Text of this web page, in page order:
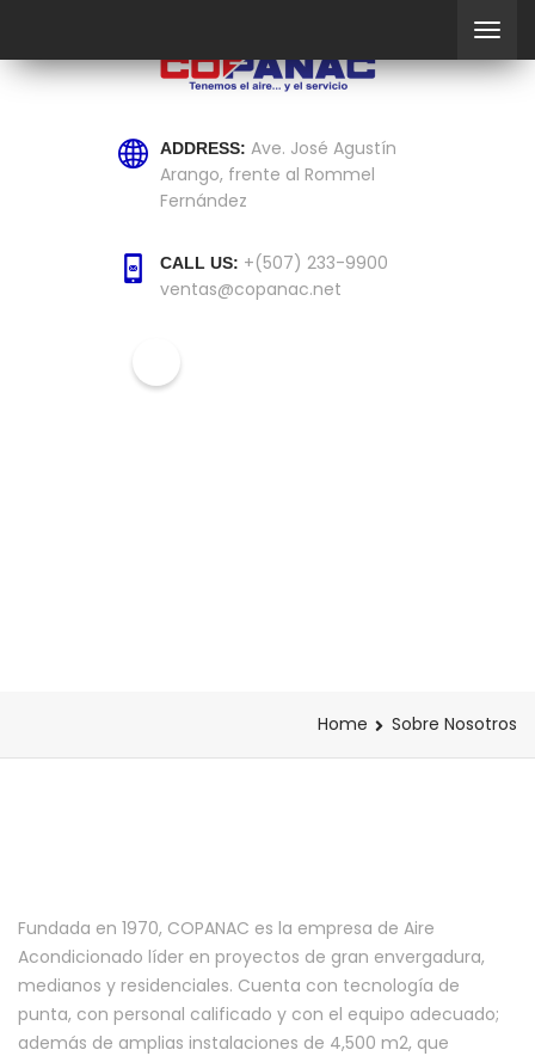
ADDRESS: Ave. José Agustín
Arango, frente al Rommel
Fernández
CALL US: +(507) 233-9900
ventas@copanac.net
Home Sobre Nosotros
Fundada en 1970, COPANAC es la empresa de Aire
Acondicionado líder en proyectos de gran envergadura,
medianos y residenciales. Cuenta con tecnología de
punta, con personal calificado y con el equipo adecuado;
además de amplias instalaciones de 4,500 m2, que